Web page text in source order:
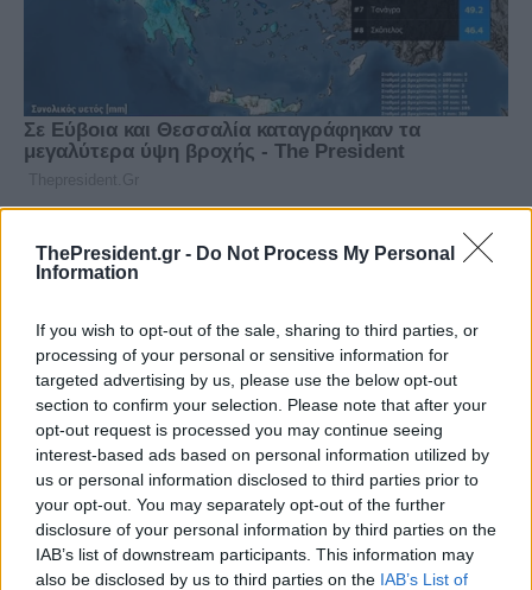
ThePresident.gr - Do Not Process My Personal
Information
If you wish to opt-out of the sale, sharing to third parties, or
processing of your personal or sensitive information for
targeted advertising by us, please use the below opt-out
section to confirm your selection. Please note that after your
opt-out request is processed you may continue seeing
interest-based ads based on personal information utilized by
us or personal information disclosed to third parties prior to
your opt-out. You may separately opt-out of the further
disclosure of your personal information by third parties on the
IAB’s list of downstream participants. This information may
also be disclosed by us to third parties on the IAB’s List of